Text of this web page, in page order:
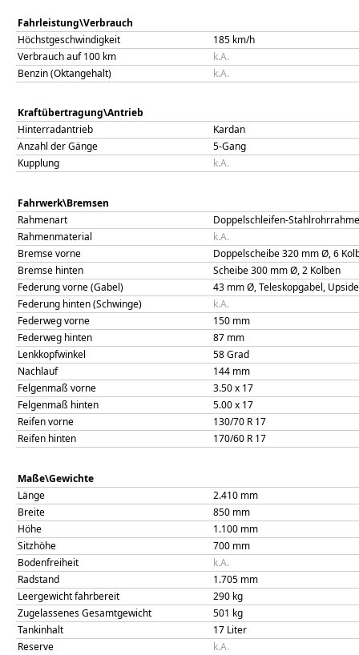
Fahrleistung\Verbrauch
Höchstgeschwindigkeit
185 km/h
Verbrauch auf 100 km
k.A.
Benzin (Oktangehalt)
k.A.
Kraftübertragung\Antrieb
Hinterradantrieb
Kardan
Anzahl der Gänge
5-Gang
Kupplung
k.A.
Fahrwerk\Bremsen
Rahmenart
Doppelschleifen-
Rahmenmaterial
k.A.
Bremse vorne
Doppelscheibe 320 mm Ø, 6
Bremse hinten
Scheibe 300 mm Ø, 2 Kolben
Federung vorne (Gabel)
43 mm Ø, Teleskopgabel,
Federung hinten (Schwinge)
k.A.
Federweg vorne
150 mm
Federweg hinten
87 mm
Lenkkopfwinkel
58Grad
Nachlauf
144 mm
Felgenmaß vorne
3.50 x 17
Felgenmaß hinten
5.00 x 17
Reifen vorne
130/70 R 17
Reifen hinten
170/60 R 17
Maße\Gewichte
Länge
2.410 mm
Breite
850 mm
Höhe
1.100 mm
Sitzhöhe
700 mm
Bodenfreiheit
k.A.
Radstand
1.705 mm
Leergewicht fahrbereit
290 kg
Zugelassenes Gesamtgewicht
501 kg
Tankinhalt
17 Liter
Reserve
k.A.